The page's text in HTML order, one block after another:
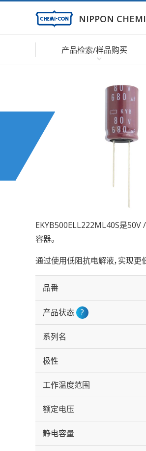
NIPPON
产品检索/样品购买
EKYB500ELL222ML40S是50V
容器。
通过使用低阻抗电解液，实现更
品番
产品状态 ?
系列名
极性
工作温度范围
额定电压
静电容量